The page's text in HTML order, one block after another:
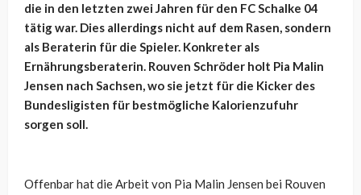
die in den letzten zwei Jahren für den FC Schalke 04
tätig war. Dies allerdings nicht auf dem Rasen, sondern
als Beraterin für die Spieler. Konkreter als
Ernährungsberaterin. Rouven Schröder holt Pia Malin
Jensen nach Sachsen, wo sie jetzt für die Kicker des
Bundesligisten für bestmögliche Kalorienzufuhr
sorgen soll.
Offenbar hat die Arbeit von Pia Malin Jensen bei Rouven